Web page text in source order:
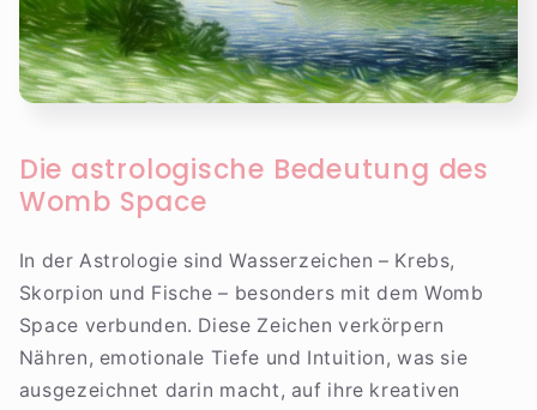
Die astrologische Bedeutung des
Womb Space
In der Astrologie sind Wasserzeichen – Krebs,
Skorpion und Fische – besonders mit dem Womb
Space verbunden. Diese Zeichen verkörpern
Nähren, emotionale Tiefe und Intuition, was sie
ausgezeichnet darin macht, auf ihre kreativen